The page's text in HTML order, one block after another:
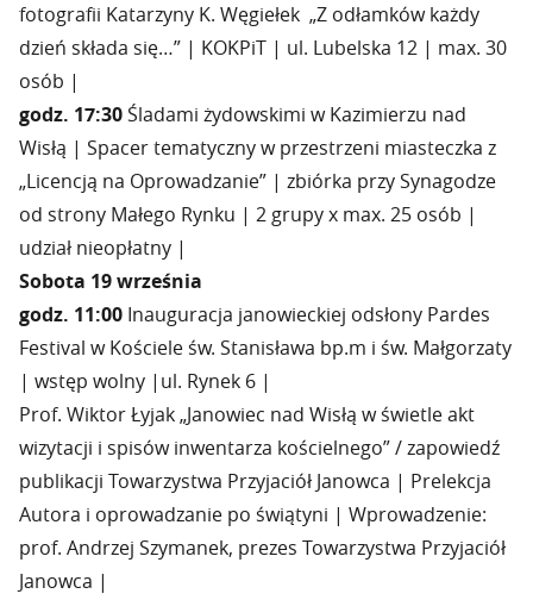
fotografii Katarzyny K. Węgiełek „Z odłamków każdy
dzień składa się…” | KOKPiT | ul. Lubelska 12 | max. 30
osób |
godz. 17:30Śladami żydowskimi w Kazimierzu nad
Wisłą | Spacer tematyczny w przestrzeni miasteczka z
„Licencją na Oprowadzanie” | zbiórka przy Synagodze
od strony Małego Rynku | 2 grupy x max. 25 osób |
udział nieopłatny |
Sobota 19 września
godz. 11:00 Inauguracja janowieckiej odsłony Pardes
Festival w Kościele św. Stanisława bp.m i św. Małgorzaty
| wstęp wolny |ul. Rynek 6 |
Prof. Wiktor Łyjak „Janowiec nad Wisłą w świetle akt
wizytacji i spisów inwentarza kościelnego” / zapowiedź
publikacji Towarzystwa Przyjaciół Janowca | Prelekcja
Autora i oprowadzanie po świątyni | Wprowadzenie:
prof. Andrzej Szymanek, prezes Towarzystwa Przyjaciół
Janowca |